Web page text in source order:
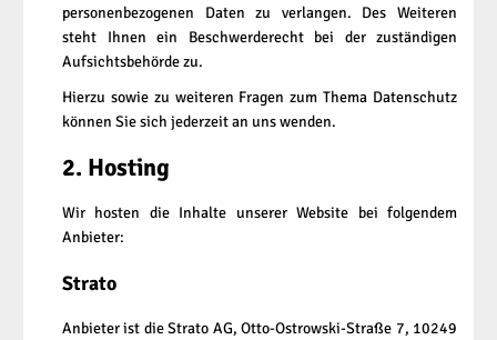
personenbezogenen Daten zu verlangen. Des Weiteren
steht Ihnen ein Beschwerderecht bei der zuständigen
Aufsichtsbehörde zu.
Hierzu sowie zu weiteren Fragen zum Thema Datenschutz
können Sie sich jederzeit an uns wenden.
2. Hosting
Wir hosten die Inhalte unserer Website bei folgendem
Anbieter:
Strato
Anbieter ist die Strato AG, Otto-Ostrowski-Straße 7, 10249